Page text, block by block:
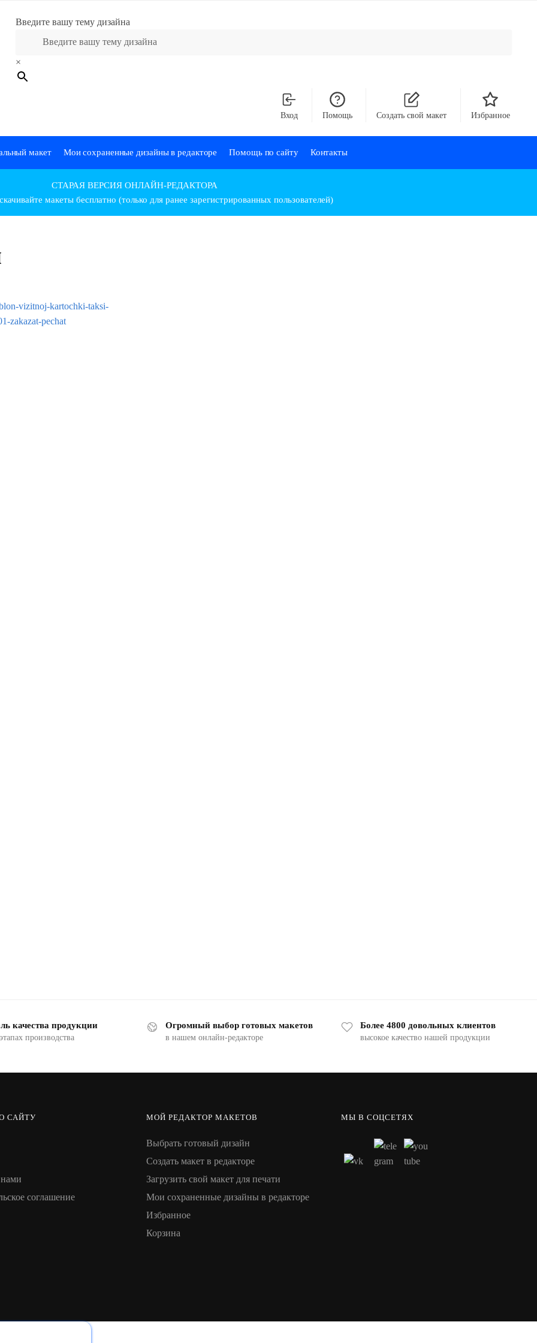
Введите вашу тему дизайна
×
Вход Помощь Создать свой макет Избранное
макет Мои сохраненные дизайны в редакторе Помощь по сайту Контакты
СТАРАЯ ВЕРСИЯ ОНЛАЙН-РЕДАКТОРА
макеты бесплатно (только для ранее зарегистрированных пользователей)
качества продукции
производства
Огромный выбор готовых макетов
в нашем онлайн-редакторе
Более 4800 довольных клиентов
высокое качество нашей продукции
САЙТУ
нами
соглашение
МОЙ РЕДАКТОР МАКЕТОВ
Выбрать готовый дизайн
Создать макет в редакторе
Загрузить свой макет для печати
Мои сохраненные дизайны в редакторе
Избранное
Корзина
МЫ В СОЦСЕТЯХ